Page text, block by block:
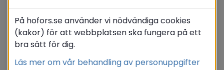
Startsida Barn & utbildning
Förskola
/ Information om Unikum
På hofors.se använder vi nödvändiga cookies
(kakor) för att webbplatsen ska fungera på ett
bra sätt för dig.
Läs mer om vår behandling av personuppgifter